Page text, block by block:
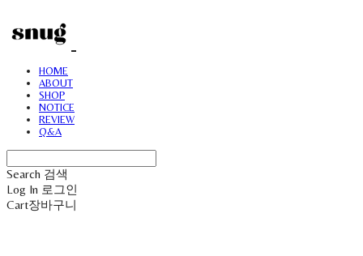
HOME
ABOUT
SHOP
NOTICE
REVIEW
Q&A
Search 검색
Log In 로그인
Cart장바구니